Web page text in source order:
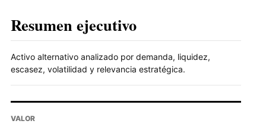
Resumen ejecutivo
Activo alternativo analizado por demanda, liquidez,
escasez, volatilidad y relevancia estratégica.
VALOR